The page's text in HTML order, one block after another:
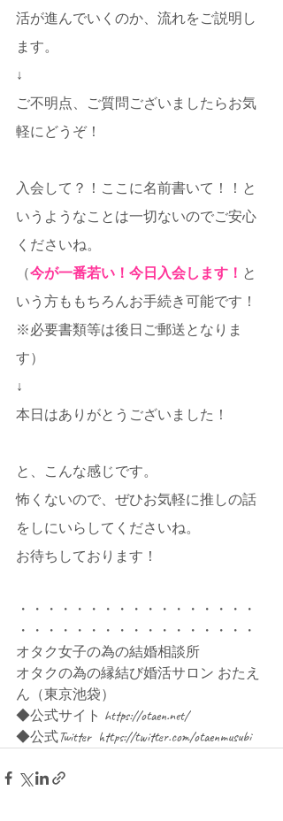
活が進んでいくのか、流れをご説明し
ます。
↓
ご不明点、ご質問ございましたらお気
軽にどうぞ！
入会して？！ここに名前書いて！！と
いうようなことは一切ないのでご安心
くださいね。
（今が一番若い！今日入会します！ と
いう方ももちろんお手続き可能です！
※必要書類等は後日ご郵送となりま
す）
↓
本日はありがとうございました！
と、こんな感じです。
怖くないので、ぜひお気軽に推しの話
をしにいらしてくださいね。
お待ちしております！
・・・・・・・・・・・・・・・・・
・・・・・・・・・・・・・・・・・
オタク女子の為の結婚相談所
オタクの為の縁結び婚活サロン おたえ
ん（東京池袋）
◆公式サイト https://otaen.net/
◆公式Twitter  https://twitter.com/otaenmusubi